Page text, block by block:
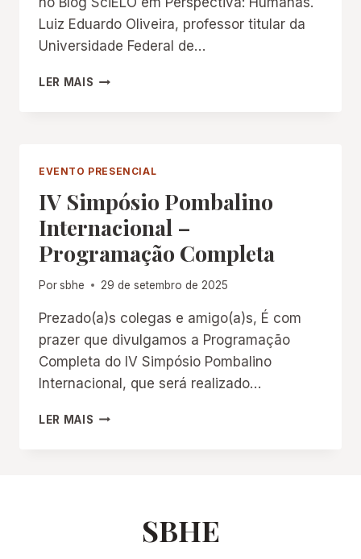
Luiz Eduardo Oliveira, professor titular da
Universidade Federal de…
LER MAIS ENTRE
SERVIÇO
DA
COLONIZAÇÃO
PORTUGUESA
(1502–
1798)
EVENTO PRESENCIAL
IV Simpósio Pombalino
Internacional –
Programação Completa
Porsbhe 29 de setembro de 2025
Prezado(a)s colegas e amigo(a)s, É com
prazer que divulgamos a Programação
Completa do IV Simpósio Pombalino
Internacional, que será realizado…
LER MAIS IV
SBHE